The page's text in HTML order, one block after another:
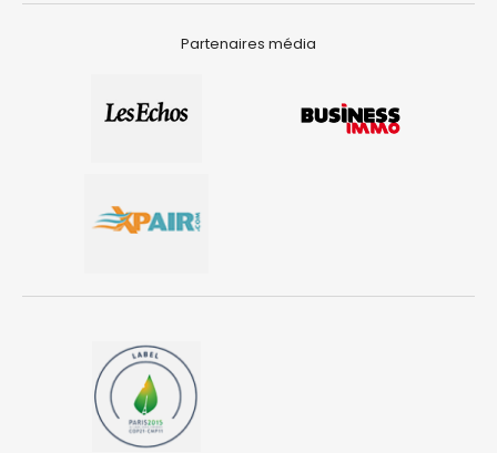
Partenaires média